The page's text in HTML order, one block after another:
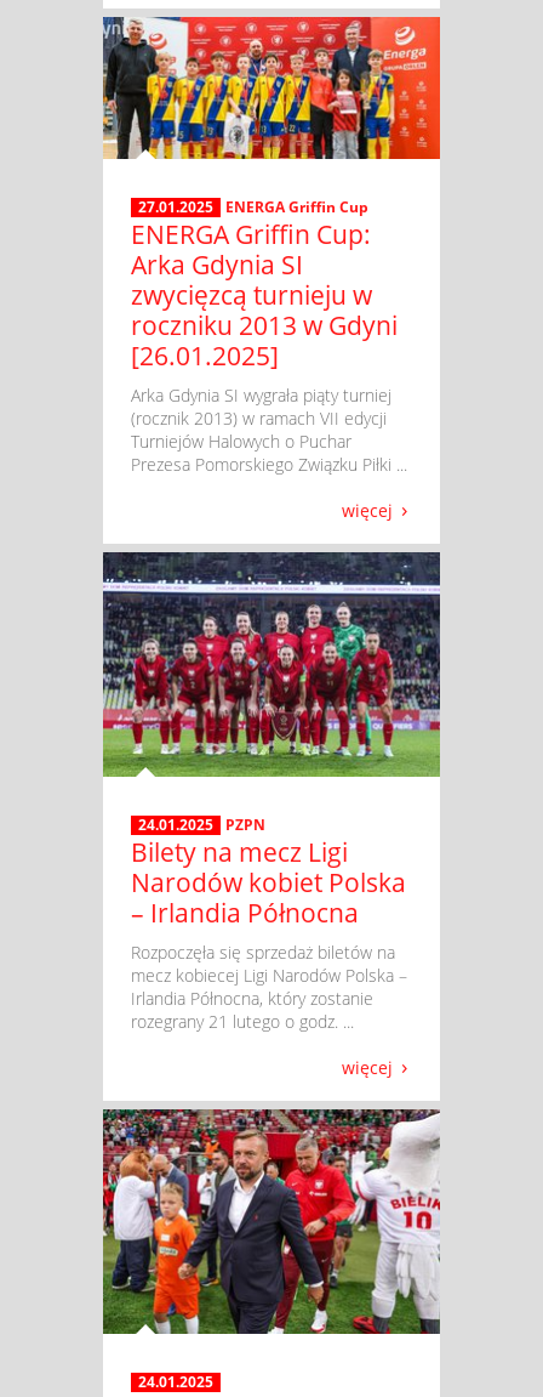
27.01.2025 ENERGA Griffin Cup
ENERGA Griffin Cup:
Arka Gdynia SI
zwycięzcą turnieju w
roczniku 2013 w Gdyni
[26.01.2025]
​ Arka Gdynia SI wygrała piąty turniej
(rocznik 2013) w ramach VII edycji
Turniejów Halowych o Puchar
Prezesa Pomorskiego Związku Piłki ...
więcej
24.01.2025 PZPN
Bilety na mecz Ligi
Narodów kobiet Polska
– Irlandia Północna
​ Rozpoczęła się sprzedaż biletów na
mecz kobiecej Ligi Narodów Polska –
Irlandia Północna, który zostanie
rozegrany 21 lutego o godz. ...
więcej
24.01.2025